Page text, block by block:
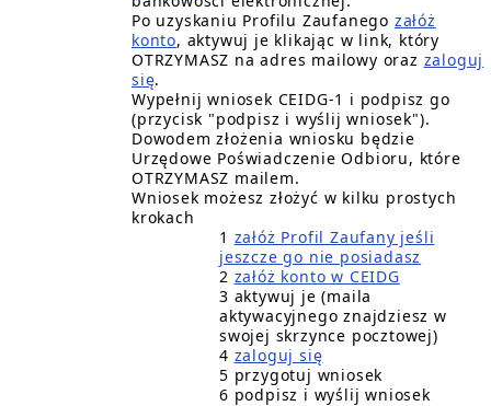
Po uzyskaniu Profilu Zaufanego załóż
konto, aktywuj je klikając w link, który
OTRZYMASZ na adres mailowy oraz zaloguj
się.
Wypełnij wniosek CEIDG-1 i podpisz go
(przycisk "podpisz i wyślij wniosek").
Dowodem złożenia wniosku będzie
Urzędowe Poświadczenie Odbioru, które
OTRZYMASZ mailem.
Wniosek możesz złożyć w kilku prostych
krokach
1 załóż Profil Zaufany jeśli
jeszcze go nie posiadasz
2 załóż konto w CEIDG
3 aktywuj je (maila
aktywacyjnego znajdziesz w
swojej skrzynce pocztowej)
4 zaloguj się
5 przygotuj wniosek
6 podpisz i wyślij wniosek